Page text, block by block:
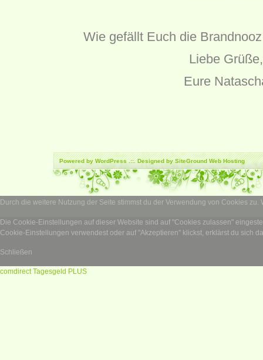
Wie gefällt Euch die
Liebe Grüße,
Eure
Powered byWordPress.::. Designed by SiteGroundWeb Hosting
Durch die weitere Nutzung der Seite stimmst du der Verwendung von Cookies zu.
Die Cookie-Einstellungen auf dieser Website sind auf "Cookies zulassen"
Cookie-Einstellungen verwendest oder auf "Akzeptieren" klickst, erklärst du sich
Schließen
comdirect Tagesgeld PLUS